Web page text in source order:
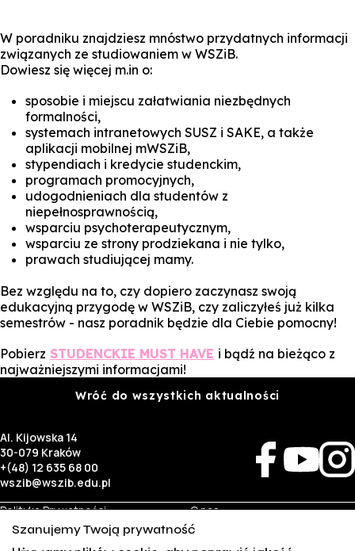
W poradniku znajdziesz mnóstwo przydatnych informacji
związanych ze studiowaniem w WSZiB.
Dowiesz się więcej m.in o:
sposobie i miejscu załatwiania niezbędnych
formalności,
systemach intranetowych SUSZ i SAKE, a także
aplikacji mobilnej mWSZiB,
stypendiach i kredycie studenckim,
programach promocyjnych,
udogodnieniach dla studentów z
niepełnosprawnością,
wsparciu psychoterapeutycznym,
wsparciu ze strony prodziekana i nie tylko,
prawach studiującej mamy.
Bez względu na to, czy dopiero zaczynasz swoją
edukacyjną przygodę w WSZiB, czy zaliczyłeś już kilka
semestrów - nasz poradnik będzie dla Ciebie pomocny!
Pobierz STUDENCKIE MUST HAVE i bądź na bieżąco z
najważniejszymi informacjami!
Wróć do wszystkich aktualności
Al. Kijowska 14
30-079 Kraków
+(48) 12 635 68 00
wszib@wszib.edu.pl
Polityka Prywatności
RODO
O nas
Rekrutacja
Studia
Szanujemy Twoją prywatność